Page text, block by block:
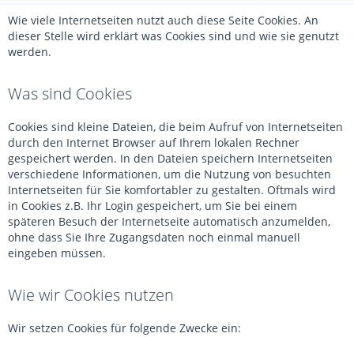
Wie viele Internetseiten nutzt auch diese Seite Cookies. An
dieser Stelle wird erklärt was Cookies sind und wie sie genutzt
werden.
Was sind Cookies
Cookies sind kleine Dateien, die beim Aufruf von Internetseiten
durch den Internet Browser auf Ihrem lokalen Rechner
gespeichert werden. In den Dateien speichern Internetseiten
verschiedene Informationen, um die Nutzung von besuchten
Internetseiten für Sie komfortabler zu gestalten. Oftmals wird
in Cookies z.B. Ihr Login gespeichert, um Sie bei einem
späteren Besuch der Internetseite automatisch anzumelden,
ohne dass Sie Ihre Zugangsdaten noch einmal manuell
eingeben müssen.
Wie wir Cookies nutzen
Wir setzen Cookies für folgende Zwecke ein: